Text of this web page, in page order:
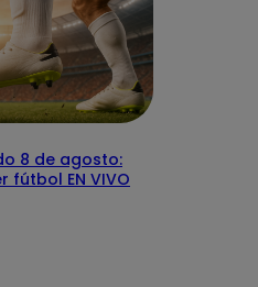
8 de agosto:
EN VIVO